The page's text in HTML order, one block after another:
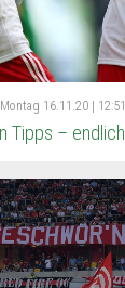
Montag 16.11.20 |
Tipps –